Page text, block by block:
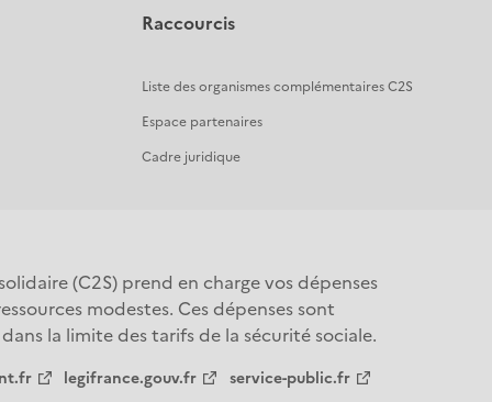
Raccourcis
Liste des organismes complémentaires C2S
Espace partenaires
Cadre juridique
(C2S) prend en charge vos dépenses
modestes. Ces dépenses sont
la limite des tarifs de la sécurité sociale.
legifrance.gouv.fr service-public.fr